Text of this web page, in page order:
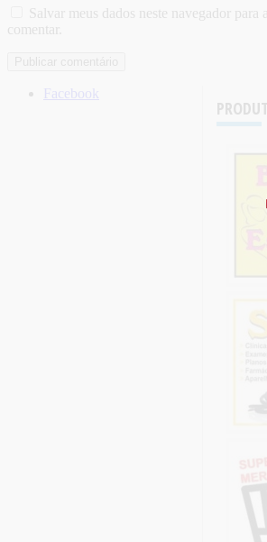
Salvar meus dados neste navegador para
comentar.
Facebook